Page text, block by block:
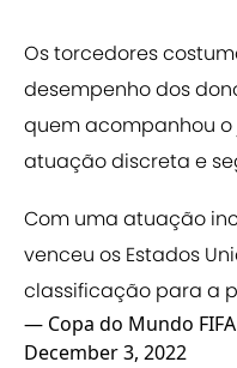
Os torcedores
desempenho dos
quem acompanhou
atuação discreta e
Com uma atuação
venceu os Estados
classificação para a
— Copa do Mundo
December 3, 2022